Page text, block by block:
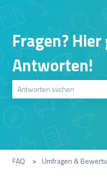
Fragen?
Antworten!
FAQ Umfragen &